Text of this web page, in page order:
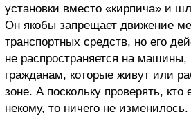
установки вместо «кирпича» и
Он якобы запрещает движение
транспортных средств, но его
не распространяется на
гражданам, которые живут или
зоне. А поскольку проверять, кто
некому, то ничего не изменилось.